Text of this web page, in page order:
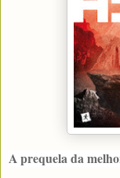
A prequela da